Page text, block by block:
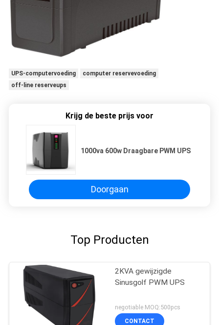
UPS-computervoeding
computer reservevoeding
off-line reserveups
Krijg de beste prijs voor
1000va 600w Draagbare PWM UPS
Doorgaan
Top Producten
2KVA gewijzigde
Sinusgolf PWM UPS
negotiable MOQ:500pcs
CONTACT